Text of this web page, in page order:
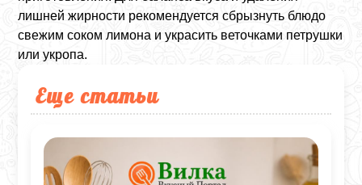
лишней жирности рекомендуется сбрызнуть блюдо
свежим соком лимона и украсить веточками петрушки
или укропа.
Еще статьи